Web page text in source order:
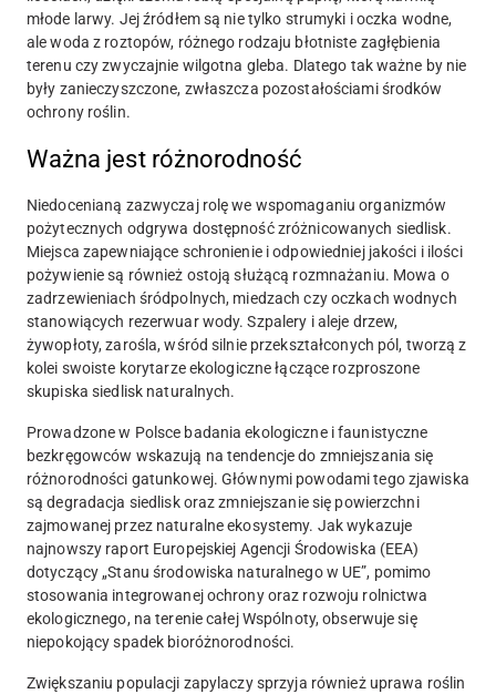
młode larwy. Jej źródłem są nie tylko strumyki i oczka wodne,
ale woda z roztopów, różnego rodzaju błotniste zagłębienia
terenu czy zwyczajnie wilgotna gleba. Dlatego tak ważne by nie
były zanieczyszczone, zwłaszcza pozostałościami środków
ochrony roślin.
Ważna jest różnorodność
Niedocenianą zazwyczaj rolę we wspomaganiu organizmów
pożytecznych odgrywa dostępność zróżnicowanych siedlisk.
Miejsca zapewniające schronienie i odpowiedniej jakości i ilości
pożywienie są również ostoją służącą rozmnażaniu. Mowa o
zadrzewieniach śródpolnych, miedzach czy oczkach wodnych
stanowiących rezerwuar wody. Szpalery i aleje drzew,
żywopłoty, zarośla, wśród silnie przekształconych pól, tworzą z
kolei swoiste korytarze ekologiczne łączące rozproszone
skupiska siedlisk naturalnych.
Prowadzone w Polsce badania ekologiczne i faunistyczne
bezkręgowców wskazują na tendencje do zmniejszania się
różnorodności gatunkowej. Głównymi powodami tego zjawiska
są degradacja siedlisk oraz zmniejszanie się powierzchni
zajmowanej przez naturalne ekosystemy. Jak wykazuje
najnowszy raport Europejskiej Agencji Środowiska (EEA)
dotyczący „Stanu środowiska naturalnego w UE”, pomimo
stosowania integrowanej ochrony oraz rozwoju rolnictwa
ekologicznego, na terenie całej Wspólnoty, obserwuje się
niepokojący spadek bioróżnorodności.
Zwiększaniu populacji zapylaczy sprzyja również uprawa roślin